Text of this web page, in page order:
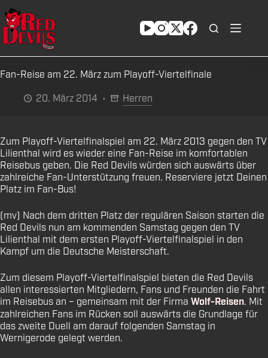
Zum
Inhalt
springen
Fan-Reise am 22. März zum Playoff-Viertelfinale
20. März 2014
Herren
Zum Playoff-Viertelfinalspiel am 22. März 2013 gegen den TV
Lilienthal wird es wieder eine Fan-Reise im komfortablen
Reisebus geben. Die Red Devils würden sich auswärts über
zahlreiche Fan-Unterstützung freuen. Reserviere jetzt Deinen
Platz im Fan-Bus!
(mv) Nach dem dritten Platz der regulären Saison starten die
Red Devils nun am kommenden Samstag gegen den TV
Lilienthal mit dem ersten Playoff-Viertelfinalspiel in den
Kampf um die Deutsche Meisterschaft.
Zum diesem Playoff-Viertelfinalspiel bieten die Red Devils
allen interessierten Mitgliedern, Fans und Freunden die Fahrt
im Reisebus an – gemeinsam mit der Firma Wolf-Reisen. Mit
zahlreichen Fans im Rücken soll auswärts die Grundlage für
das zweite Duell am darauf folgenden Samstag in
Wernigerode gelegt werden.